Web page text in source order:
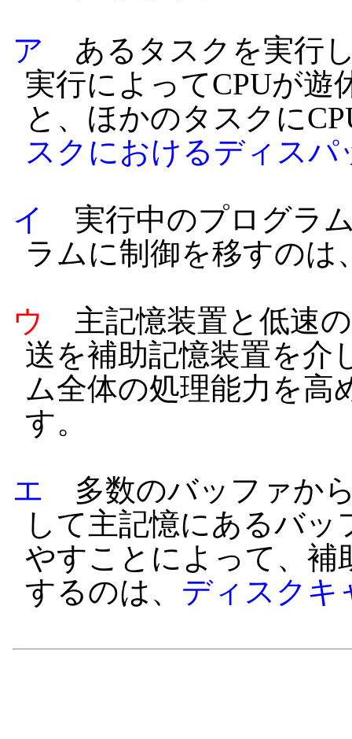
ア あるタスクを実行
実行によってCPUが遊
と、ほかのタスクに
スクにおけるディスパ
イ
実行中のプログラ
ラムに制御を移すのは
ウ
主記憶装置と低速
送を補助記憶装置を介
ム全体の処理能力を高
す。
エ 多数のバッファか
して主記憶にあるバ
やすことによって、補
するのは、 ディスクキ